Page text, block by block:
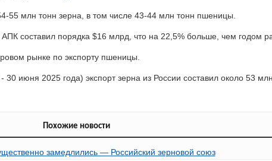
55 млн тонн зерна, в том числе 43-44 млн тонн пшеницы.
АПК составил порядка $16 млрд, что на 22,5% больше, чем годом
рынке по экспорту пшеницы.
июня 2025 года) экспорт зерна из России составил около 53
Похожие новости
замедлились — Российский зерновой союз